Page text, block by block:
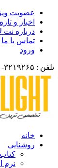
عضویت
اخبار و تازه
درباره نت
تماس با ما
ورود
: ۳۲۱۹۲۶۵-۰۹۲۱
خانه
روشنایی
کتاب
نرم